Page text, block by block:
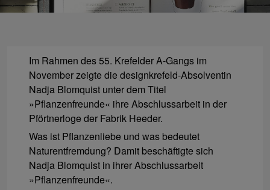
Im Rahmen des 55. Krefelder A-Gangs im
November zeigte die designkrefeld-Absolventin
Nadja Blomquist unter dem Titel
»Pflanzenfreunde« ihre Abschlussarbeit in der
Pförtnerloge der Fabrik Heeder.
Was ist Pflanzenliebe und was bedeutet
Naturentfremdung? Damit beschäftigte sich
Nadja Blomquist in ihrer Abschlussarbeit
»Pflanzenfreunde«.